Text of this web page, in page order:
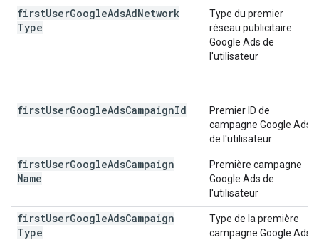
firstUserGoogleAdsAdNetwork
Type
Type du premier
réseau publicitaire
Google Ads de
l'utilisateur
firstUserGoogleAdsCampaignId
Premier ID de
campagne Google Ads
de l'utilisateur
firstUserGoogleAdsCampaign
Name
Première campagne
Google Ads de
l'utilisateur
firstUserGoogleAdsCampaign
Type
Type de la première
campagne Google Ads